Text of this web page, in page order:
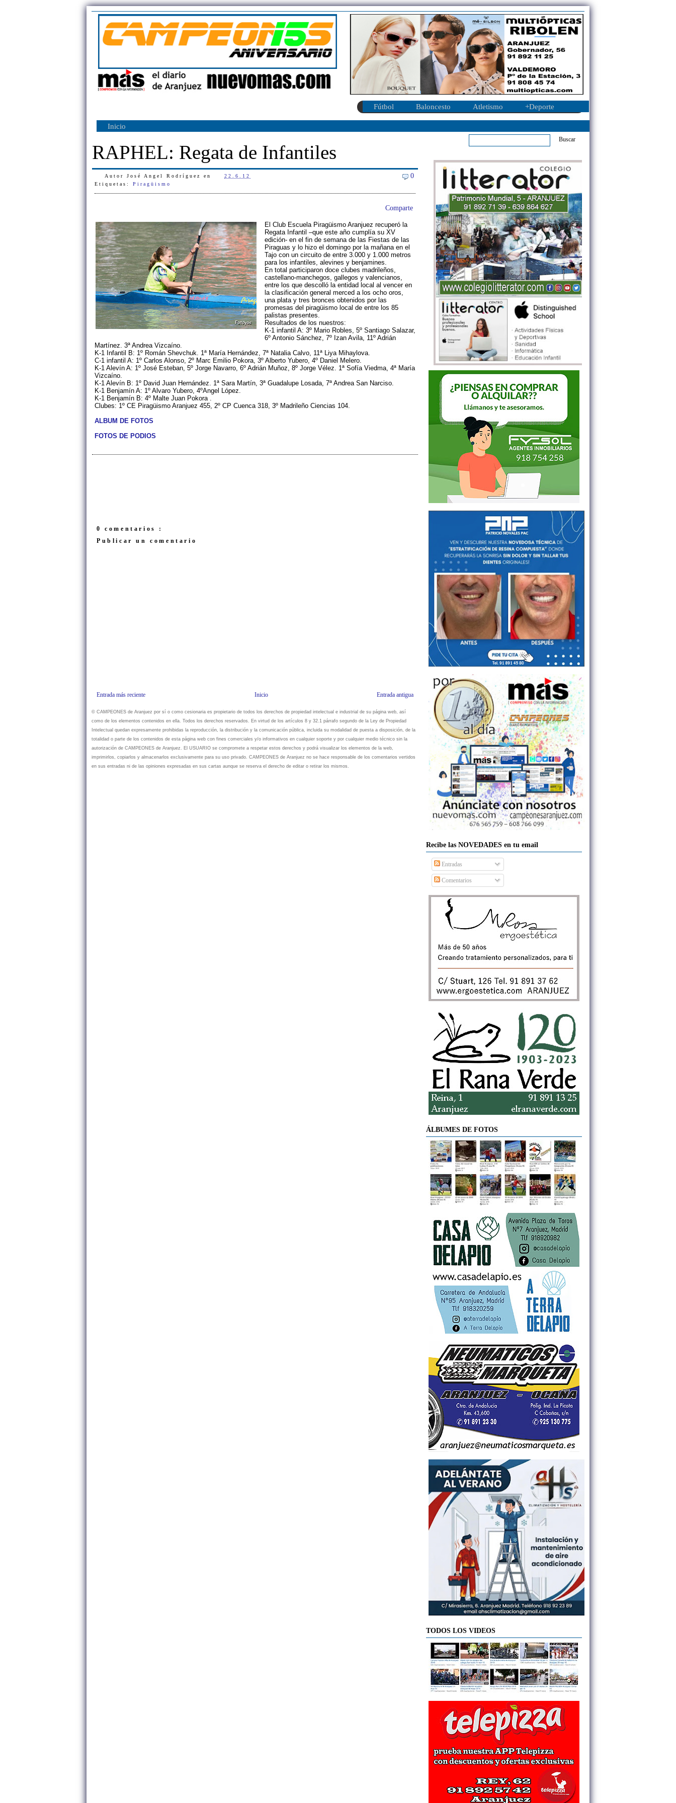
Fútbol Baloncesto Atletismo +Deporte
Inicio
RAPHEL: Regata de Infantiles
Autor José Angel Rodríguez en 22.6.12 0
Etiquetas: Piragüismo
Comparte
El Club Escuela Piragüismo Aranjuez recuperó la
Regata Infantil –que este año cumplía su XV
edición- en el fin de semana de las Fiestas de las
Piraguas y lo hizo el domingo por la mañana en el
Tajo con un circuito de entre 3.000 y 1.000 metros
para los infantiles, alevines y benjamines.
En total participaron doce clubes madrileños,
castellano-manchegos, gallegos y valencianos,
entre los que descolló la entidad local al vencer en
la clasificación general merced a los ocho oros,
una plata y tres bronces obtenidos por las
promesas del piragüismo local de entre los 85
palistas presentes.
Resultados de los nuestros:
K-1 infantil A: 3º Mario Robles, 5º Santiago Salazar,
6º Antonio Sánchez, 7º Izan Avila, 11º Adrián
Martínez. 3ª Andrea Vizcaíno.
K-1 Infantil B: 1º Román Shevchuk. 1ª María Hernández, 7ª Natalia Calvo, 11ª Liya Mihaylova.
C-1 infantil A: 1º Carlos Alonso, 2º Marc Emilio Pokora, 3º Alberto Yubero, 4º Daniel Melero.
K-1 Alevín A: 1º José Esteban, 5º Jorge Navarro, 6º Adrián Muñoz, 8º Jorge Vélez. 1ª Sofía Viedma, 4ª María
Vizcaíno.
K-1 Alevín B: 1º David Juan Hernández. 1ª Sara Martín, 3ª Guadalupe Losada, 7ª Andrea San Narciso.
K-1 Benjamín A: 1º Alvaro Yubero, 4ºAngel López.
K-1 Benjamín B: 4º Malte Juan Pokora .
Clubes: 1º CE Piragüismo Aranjuez 455, 2º CP Cuenca 318, 3º Madrileño Ciencias 104.
ALBUM DE FOTOS
FOTOS DE PODIOS
0 comentarios :
Publicar un comentario
Entrada más reciente Entrada antigua
Inicio
© CAMPEONES de Aranjuez por sí o como cesionaria es propietario de todos los derechos de propiedad intelectual e industrial de su página web, así
como de los elementos contenidos en ella. Todos los derechos reservados. En virtud de los artículos 8 y 32.1 párrafo segundo de la Ley de Propiedad
Intelectual quedan expresamente prohibidas la reproducción, la distribución y la comunicación pública, incluida su modalidad de puesta a disposición, de la
totalidad o parte de los contenidos de esta página web con fines comerciales y/o informativos en cualquier soporte y por cualquier medio técnico sin la
autorización de CAMPEONES de Aranjuez. El USUARIO se compromete a respetar estos derechos y podrá visualizar los elementos de la web,
imprimirlos, copiarlos y almacenarlos exclusivamente para su uso privado. CAMPEONES de Aranjuez no se hace responsable de los comentarios vertidos
en sus entradas ni de las opiniones expresadas en sus cartas aunque se reserva el derecho de editar o retirar los mismos.
Recibe las NOVEDADES en tu email
Entradas
Comentarios
ÁLBUMES DE FOTOS
TODOS LOS VIDEOS